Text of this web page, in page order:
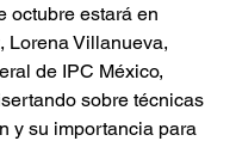
octubre estará en
Lorena Villanueva,
de IPC México,
sobre técnicas
y su importancia para